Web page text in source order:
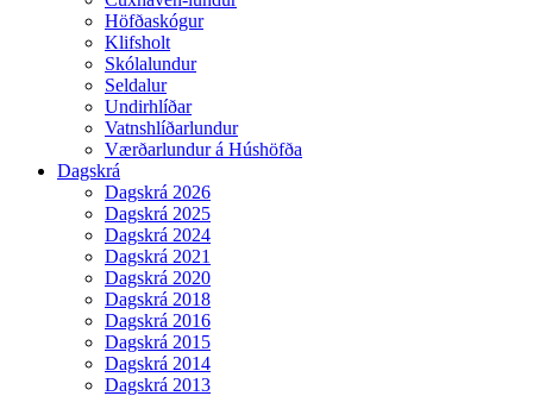
Höfðaskógur
Klifsholt
Skólalundur
Seldalur
Undirhlíðar
Vatnshlíðarlundur
Værðarlundur á Húshöfða
Dagskrá
Dagskrá 2026
Dagskrá 2025
Dagskrá 2024
Dagskrá 2021
Dagskrá 2020
Dagskrá 2018
Dagskrá 2016
Dagskrá 2015
Dagskrá 2014
Dagskrá 2013